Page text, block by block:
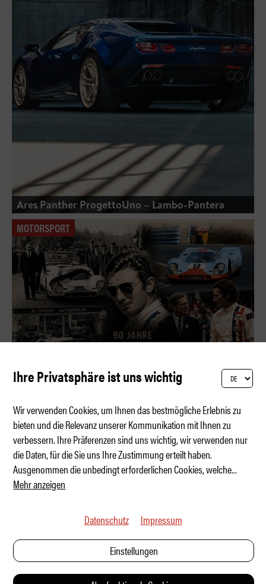
Ares Panther ProgettoUno – Lambo-Pantera
MOTORSPORT
Jo Siffert – Zu schnell fürs Leben
Ihre Privatsphäre ist uns wichtig
Wir verwenden Cookies, um Ihnen das bestmögliche Erlebnis zu
bieten und die Relevanz unserer Kommunikation mit Ihnen zu
verbessern. Ihre Präferenzen sind uns wichtig, wir verwenden nur
die Daten, für die Sie uns Ihre Zustimmung erteilt haben.
Ausgenommen die unbedingt erforderlichen Cookies, welche...
Mehr anzeigen
Datenschutz Impressum
Einstellungen